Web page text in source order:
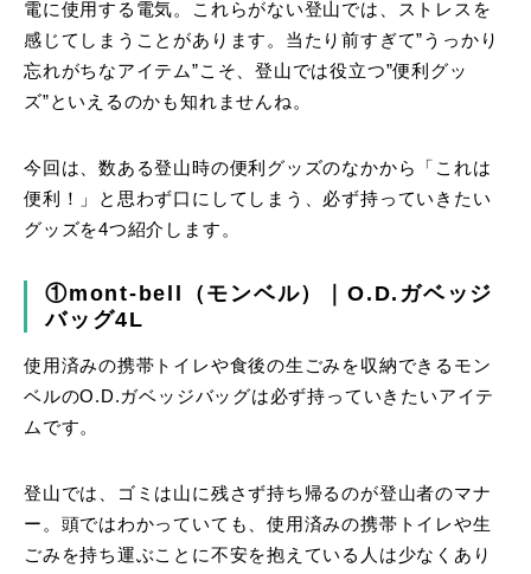
電に使用する電気。これらがない登山では、ストレスを
感じてしまうことがあります。当たり前すぎて”うっかり
忘れがちなアイテム”こそ、登山では役立つ”便利グッ
ズ”といえるのかも知れませんね。
今回は、数ある登山時の便利グッズのなかから「これは
便利！」と思わず口にしてしまう、必ず持っていきたい
グッズを4つ紹介します。
①mont-bell（モンベル）｜O.D.ガベッジ
バッグ4L
使用済みの携帯トイレや食後の生ごみを収納できるモン
ベルのO.D.ガベッジバッグは必ず持っていきたいアイテ
ムです。
登山では、ゴミは山に残さず持ち帰るのが登山者のマナ
ー。頭ではわかっていても、使用済みの携帯トイレや生
ごみを持ち運ぶことに不安を抱えている人は少なくあり